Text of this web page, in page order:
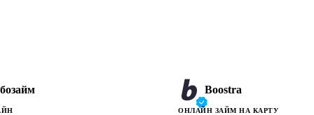
Boostra
ОНЛАЙН ЗАЙМ НА КАРТУ